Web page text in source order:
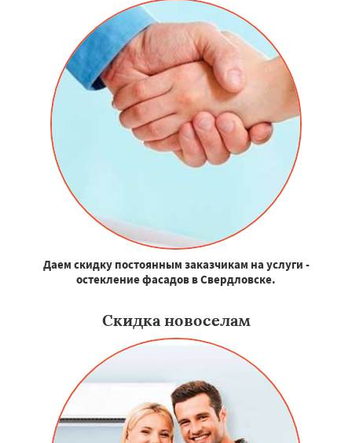
Даем скидку постоянным заказчикам на услуги -
остекление фасадов в Свердловске.
Скидка новоселам